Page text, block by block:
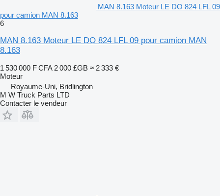
MAN 8.163 Moteur LE DO 824 LFL 09
pour camion MAN 8.163
6
MAN 8.163 Moteur LE DO 824 LFL 09 pour camion MAN
8.163
1 530 000 F CFA 2 000 £GB ≈ 2 333 €
Moteur
Royaume-Uni, Bridlington
M W Truck Parts LTD
Contacter le vendeur